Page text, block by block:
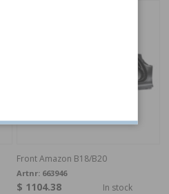
Front Amazon B18/B20
Artnr: 663946
$ 1104.38 In stock